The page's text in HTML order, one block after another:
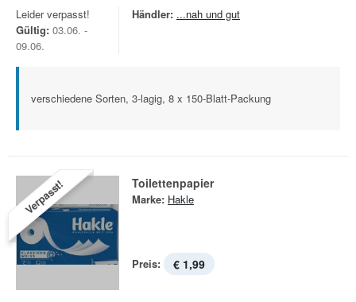
Leider verpasst!
Gültig: 03.06. -
09.06.
Händler: ...nah und gut
verschiedene Sorten, 3-lagig, 8 x 150-Blatt-Packung
Verpasst! Toilettenpapier
Marke: Hakle
Preis: € 1,99